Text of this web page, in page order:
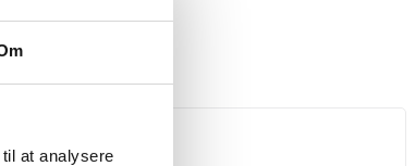
at analysere